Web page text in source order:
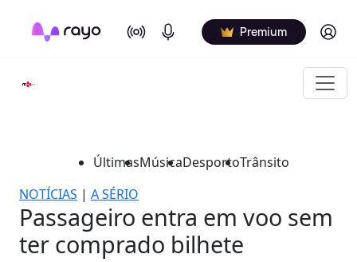
On Air Podcasts Premium Log in
ÚltimasMúsicaDesportoTrânsito
NOTÍCIAS | A SÉRIO
Passageiro entra em voo sem
ter comprado bilhete